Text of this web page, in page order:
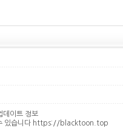
이트 정보
수 있습니다 https://blacktoon.top